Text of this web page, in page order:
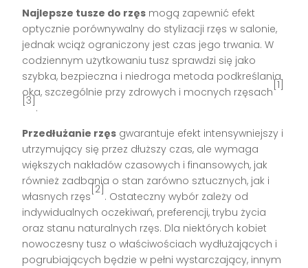
Najlepsze tusze do rzęs mogą zapewnić efekt
optycznie porównywalny do stylizacji rzęs w salonie,
jednak wciąż ograniczony jest czas jego trwania. W
codziennym użytkowaniu tusz sprawdzi się jako
szybka, bezpieczna i niedroga metoda podkreślania
oka, szczególnie przy zdrowych i mocnych rzęsach
[1]
[3]
.
Przedłużanie rzęs gwarantuje efekt intensywniejszy i
utrzymujący się przez dłuższy czas, ale wymaga
większych nakładów czasowych i finansowych, jak
również zadbania o stan zarówno sztucznych, jak i
własnych rzęs
[2]
. Ostateczny wybór zależy od
indywidualnych oczekiwań, preferencji, trybu życia
oraz stanu naturalnych rzęs. Dla niektórych kobiet
nowoczesny tusz o właściwościach wydłużających i
pogrubiających będzie w pełni wystarczający, innym